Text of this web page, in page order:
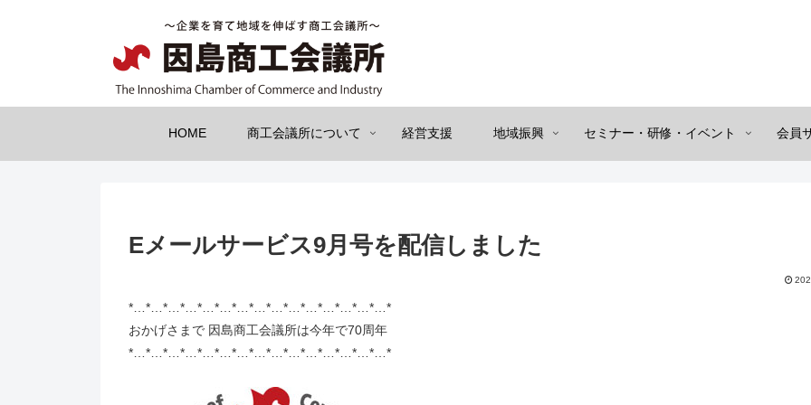
HOME 商工会議所について 経営支援 地域振興 セミナー・研修・イベント 会員
Eメールサービス9月号を配信しました
*…*…*…*…*…*…*…*…*…*…*…*…*…*…*…*
おかげさまで 因島商工会議所は今年で70周年
*…*…*…*…*…*…*…*…*…*…*…*…*…*…*…*